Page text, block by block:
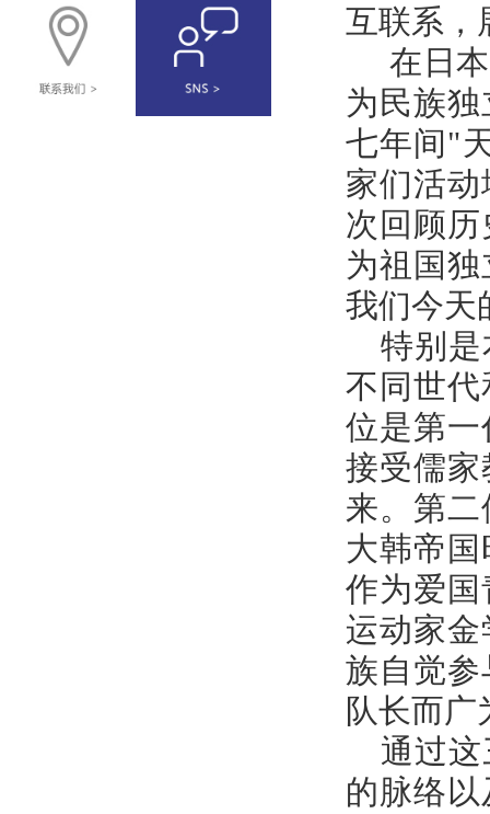
互联系，
在日
为民族
七年间"
家们活
次回顾
为祖国
我们今天
特别
不同世代
位是第一
接受儒家
来。第
大韩帝
作为爱国
运动家
族自觉参
队长而广
通过
的脉络